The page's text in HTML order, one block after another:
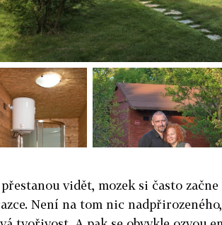
přestanou vidět, mozek si často
Není na tom nic